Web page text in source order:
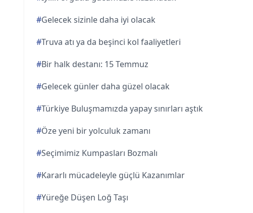
#Gelecek sizinle daha iyi olacak
#Truva atı ya da beşinci kol faaliyetleri
#Bir halk destanı: 15 Temmuz
#Gelecek günler daha güzel olacak
#Türkiye Buluşmamızda yapay sınırları aştık
#Öze yeni bir yolculuk zamanı
#Seçimimiz Kumpasları Bozmalı
#Kararlı mücadeleyle güçlü Kazanımlar
#Yüreğe Düşen Loğ Taşı